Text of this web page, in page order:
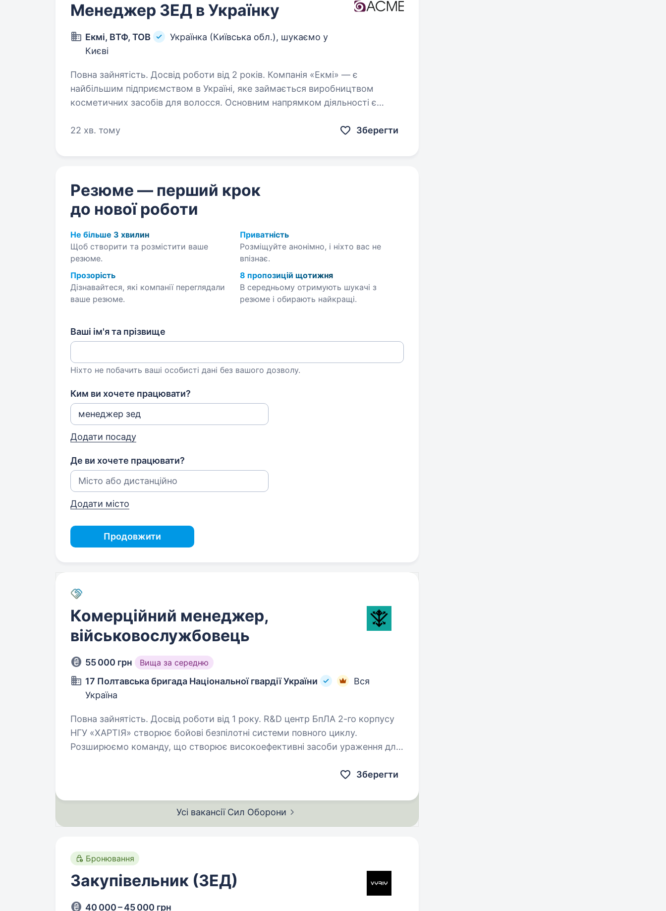
Менеджер ЗЕД в Українку
Екмі, ВТФ, ТОВ
Українка (Київська обл.), шукаємо у
Києві
Повна зайнятість. Досвід роботи від 2 років. Компанія «Екмі» — є
найбільшим підприємством в Україні, яке займається виробництвом
косметичних засобів для волосся. Основним напрямком діяльності є
22 хв. тому
Зберегти
Резюме — перший крок
до нової роботи
Не більше 3 хвилин
Щоб створити та розмістити ваше
резюме.
Приватність
Розміщуйте анонімно, і ніхто вас не
впізнає.
Прозорість
Дізнавайтеся, які компанії переглядали
ваше резюме.
8 пропозицій щотижня
В середньому отримують шукачі з
резюме і обирають найкращі.
Ваші ім'я та прізвище
Ніхто не побачить ваші особисті дані без вашого дозволу.
Ким ви хочете працювати?
Додати посаду
Де ви хочете працювати?
Додати місто
Продовжити
Комерційний менеджер,
військовослужбовець
55 000 грн Вища за середню
17 Полтавська бригада Національної гвардії України
Вся
Україна
Повна зайнятість. Досвід роботи від 1 року. R&D центр БпЛА 2-го корпусу
НГУ «ХАРТІЯ» створює бойові безпілотні системи повного циклу.
Розширюємо команду, що створює високоефективні засоби ураження для
Зберегти
Усі вакансії Сил Оборони
Бронювання
Закупівельник (ЗЕД)
40 000 – 45 000 грн